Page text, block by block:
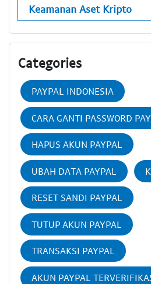
Keamanan Aset Kripto
Categories
PAYPAL INDONESIA
CARA GANTI PASSWORD
HAPUS AKUN PAYPAL
UBAH DATA PAYPAL
RESET SANDI PAYPAL
TUTUP AKUN PAYPAL
TRANSAKSI PAYPAL
AKUN PAYPAL